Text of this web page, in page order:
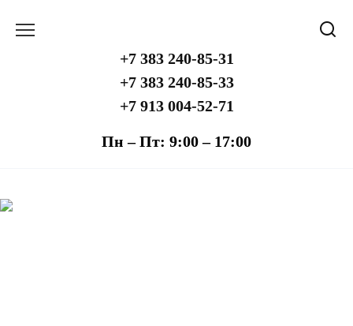
+7 383 240-85-31
+7 383 240-85-33
+7 913 004-52-71
Пн – Пт: 9:00 – 17:00